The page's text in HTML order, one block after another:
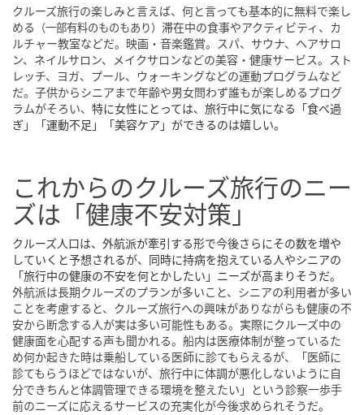
クルーズ旅行の楽しみと言えば、何と言っても基本的に無料で楽し
める （一部有料のものもあり） 滞在中の食事やアクティビティ、カ
ルチャー教室などだ。映画・音楽鑑賞。スパ、サウナ、ヘアサロ
ン、ネイルサロン、メイクサロンなどの美容・健康サービス。スト
レッチ、ヨガ、プール、ウォーキングなどの運動プログラムなど
だ。子供からシニアまで年齢や男女問わず誰もが楽しめるプログ
ラムがそろい、 特に女性にとっては、旅行中に気になる「食べ過
ぎ」「運動不足」「美容ケア」ができるのは嬉しい。
これからのクルーズ旅行のニー
ズは「健康不安対策」
クルーズ人口は、外航派が牽引する形で今後さらにその数を増や
していくと予想されるが、同時に持病を抱えている人やシニアの
「旅行中の健康の不安を何とかしたい」ニーズが高まりそうだ。
外航派は長期クルーズのプランが多いこと、シニアの利用者が多い
ことを考慮すると、クルーズ旅行への興味がありながらも健康の不
安から断念する人が実は多い可能性もある。実際にクルーズ中の
健康面を心配する声も聞かれる。船内は医療体制が整っているた
め何か起きた時は乗船している医師に診てもらえるが、「医師に
診てもらうほどではないが、旅行中に体調が悪化しないように自
分できちんと体調管理できる環境を整えたい」という診察一歩手
前のニーズに応えるサービスの充実化が今後求められそうだ。